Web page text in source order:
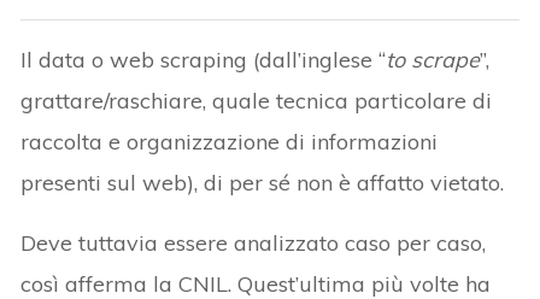
Il data o web scraping (dall’inglese “to scrape”,
grattare/raschiare, quale tecnica particolare di
raccolta e organizzazione di informazioni
presenti sul web), di per sé non è affatto vietato.
Deve tuttavia essere analizzato caso per caso,
così afferma la CNIL. Quest’ultima più volte ha